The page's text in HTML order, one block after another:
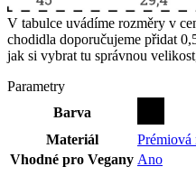
V tabulce uvádíme rozměry v
chodidla doporučujeme přidat
jak si vybrat tu správnou
Parametry
Barva
Materiál
Vhodné pro Vegany Ano